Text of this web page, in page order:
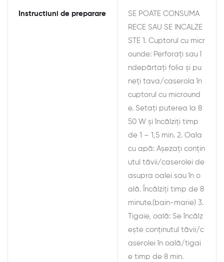
Instructiuni de preparare
SE POATE CONSUMA
RECE SAU SE INCALZE
STE 1. Cuptorul cu micr
ounde: Perforați sau î
ndepărtați folia și pu
neți tava/caserola în
cuptorul cu micround
e. Setați puterea la 8
50 W și încălziți timp
de 1 – 1,5 min. 2. Oala
cu apă: Așezați conțin
utul tăvii/caserolei de
asupra oalei sau în o
ală. Încălziți timp de 8
minute.(bain-marie) 3.
Tigaie, oală: Se încălz
ește conținutul tăvii/c
aserolei în oală/tigai
e timp de 8 min.